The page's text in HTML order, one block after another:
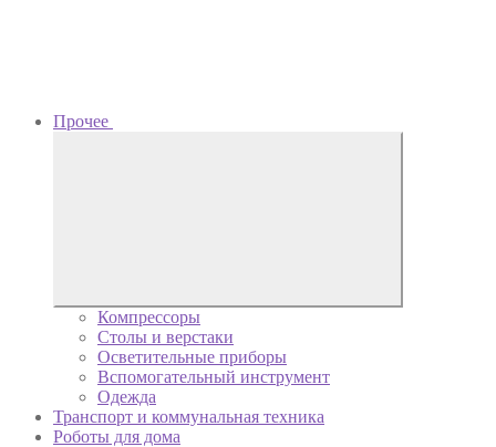
Прочее
Компрессоры
Столы и верстаки
Осветительные приборы
Вспомогательный инструмент
Одежда
Транспорт и коммунальная техника
Роботы для дома